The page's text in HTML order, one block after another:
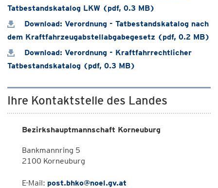
Tatbestandskatalog LKW (pdf, 0.3 MB)
Download: Verordnung - Tatbestandskatalog nach
dem Kraftfahrzeugabstellabgabegesetz (pdf, 0.2 MB)
Download: Verordnung - Kraftfahrrechtlicher
Tatbestandskatalog (pdf, 0.3 MB)
Ihre Kontaktstelle des Landes
Bezirkshauptmannschaft Korneuburg
Bankmannring 5
2100 Korneuburg
E-Mail: post.bhko@noel.gv.at